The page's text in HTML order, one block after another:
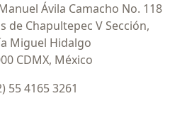
Ávila Camacho No. 118
de Chapultepec V Sección,
Miguel Hidalgo
CDMX, México
55 4165 3261